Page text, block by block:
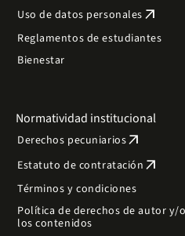
Uso de datos personales arrow_outward
Reglamentos de estudiantes
Bienestar
Normatividad institucional
Derechos pecuniariosarrow_outward
Estatuto de contratación arrow_outward
Términos y condiciones
Política de derechos de autor y/
los contenidos